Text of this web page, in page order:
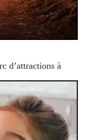
d’attractions à